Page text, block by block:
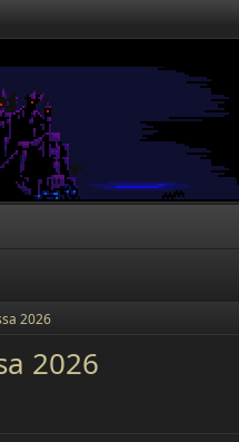
2026
2026